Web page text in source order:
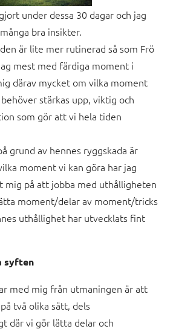
under dessa 30 dagar och jag
bra insikter.
är lite mer rutinerad så som Frö
mest med färdiga moment i
därav mycket om vilka moment
stärkas upp, viktig och
som gör att vi hela tiden
grund av hennes ryggskada är
moment vi kan göra har jag
mig på att jobba med uthålligheten
moment/delar av moment/tricks
uthållighet har utvecklats fint
syften
med mig från utmaningen är att
två olika sätt, dels
där vi gör lätta delar och